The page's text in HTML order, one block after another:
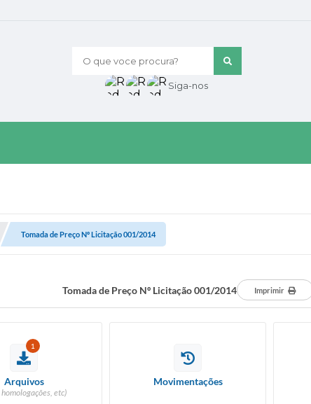
O que voce procura?
Siga-nos
Tomada de Preço Nº Licitação 001/2014
Tomada de Preço Nº Licitação 001/2014 Imprimir
1
Arquivos
homologações, etc)
Movimentações